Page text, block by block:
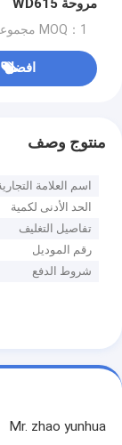
مروحة WD615
MOQ：1 مجموعة
افضل
منتوج وصف
اسم العلامة
الحد الأدنى لكمية
تفاصيل التغليف
رقم الموديل
شروط الدفع
Mr. zhao yunhua